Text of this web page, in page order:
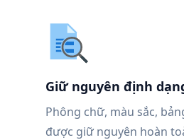
Giữ nguyên định
Phông chữ, màu sắc,
được giữ nguyên hoàn